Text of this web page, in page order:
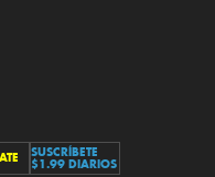
SUSCRÍBETE
$1.99 DIARIOS